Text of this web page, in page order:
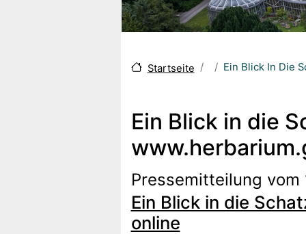
Startseite Ein Blick In Die
Ein Blick in die
Pressemitteilung vom
Ein Blick in die
online